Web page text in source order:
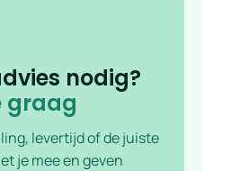
nodig?
graag
levertijd of de juiste
je mee en geven